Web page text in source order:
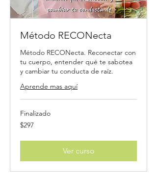
Método RECONecta
Método RECONecta. Reconectar con
tu cuerpo, entender qué te sabotea
y cambiar tu conducta de raíz.
Aprende mas aquí
Finalizado
297
US
$297
Ver curso